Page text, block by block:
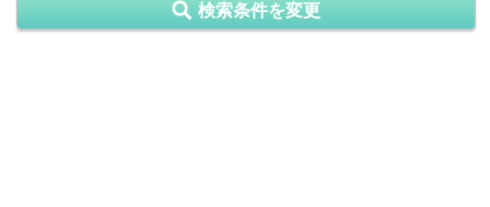
検索条件を変更